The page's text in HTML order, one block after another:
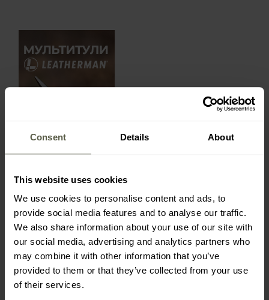
Consent Details About
This website uses cookies
We use cookies to personalise content and ads, to
provide social media features and to analyse our traffic.
We also share information about your use of our site with
our social media, advertising and analytics partners who
may combine it with other information that you’ve
provided to them or that they’ve collected from your use
of their services.